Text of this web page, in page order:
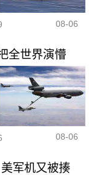
08-06
全世界演懵
08-06
军机又被揍